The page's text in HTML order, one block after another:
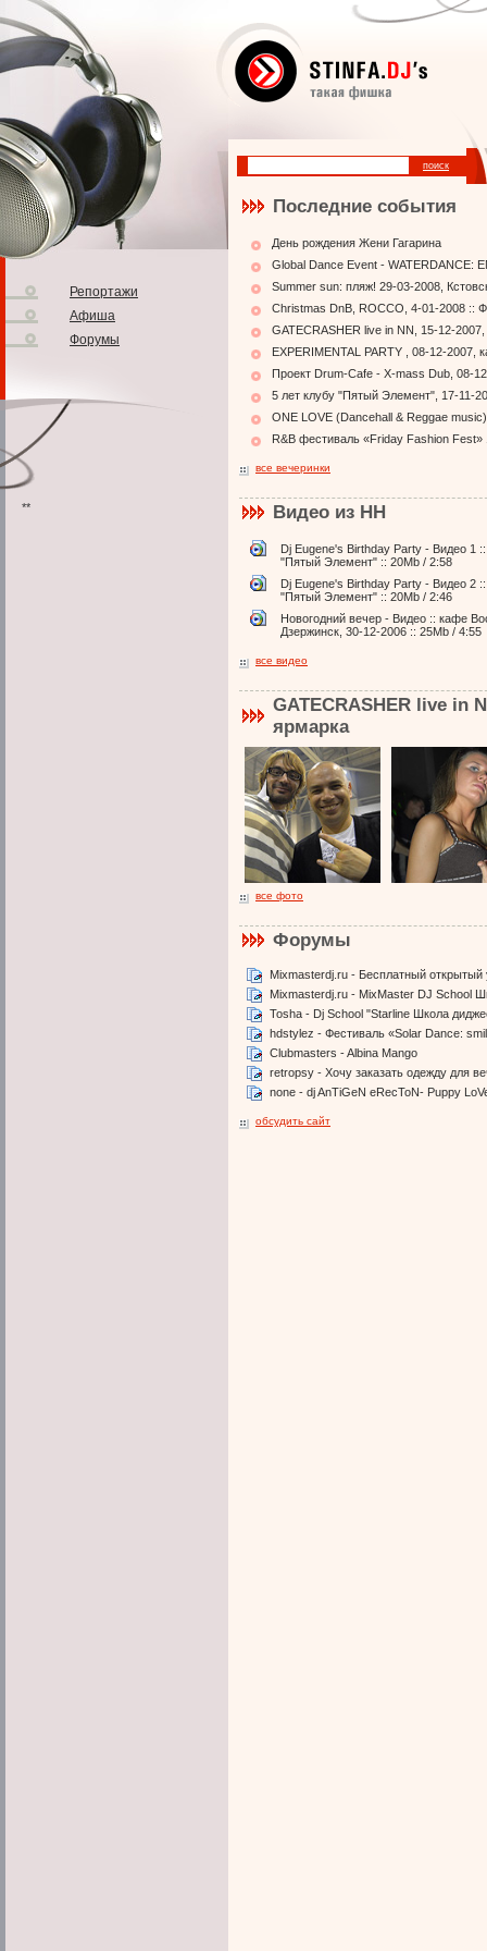
Репортажи
Афиша
Форумы
**
Последние события
День рождения Жени Гагарина
Global Dance Event - WATERDANCE:
Summer sun: пляж! 29-03-2008,
Christmas DnB, ROCCO, 4-01-2008 ::
GATECRASHER live in NN, 15-12-
EXPERIMENTAL PARTY , 08-12-2007,
Проект Drum-Cafe - X-mass Dub, 08-
5 лет клубу "Пятый Элемент", 17-11-
ONE LOVE (Dancehall & Reggae
R&B фестиваль «Friday Fashion
все вечеринки
Видео из НН
Dj Eugene's Birthday Party - Видео 1
"Пятый Элемент" :: 20Mb / 2:58
Dj Eugene's Birthday Party - Видео 2
"Пятый Элемент" :: 20Mb / 2:46
Новогодний вечер - Видео :: кафе
Дзержинск, 30-12-2006 :: 25Mb / 4:55
все видео
GATECRASHER live in
ярмарка
все фото
Форумы
Mixmasterdj.ru - Бесплатный открытый
Mixmasterdj.ru - MixMaster DJ School
Tosha - Dj School "Starline Школа
hdstylez - Фестиваль «Solar Dance:
Clubmasters - Albina Mango
retropsy - Хочу заказать одежду для
none - dj AnTiGeN eRecToN- Puppy
обсудить сайт